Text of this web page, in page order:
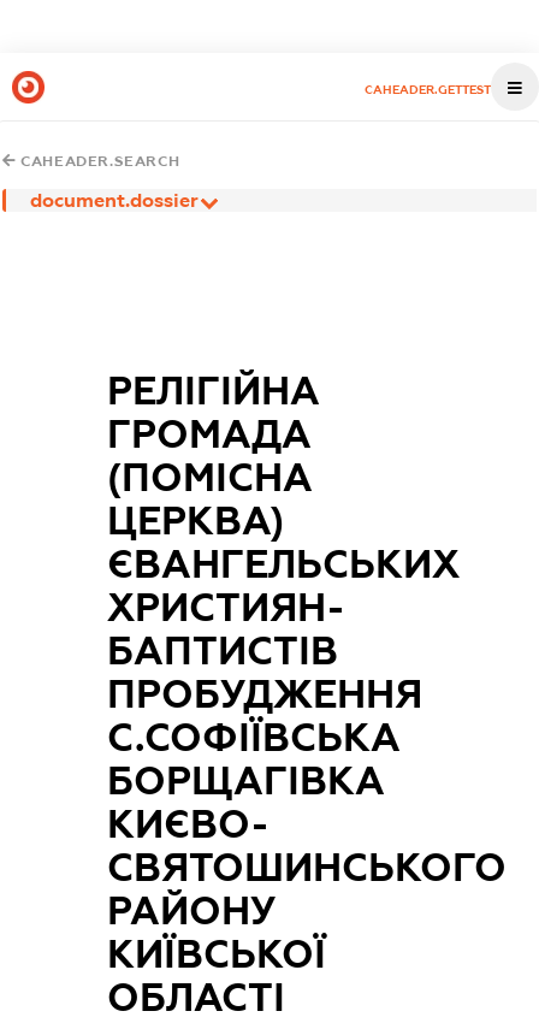
CAHEADER.GETTEST
CAHEADER.SEARCH
document.dossier
РЕЛІГІЙНА
ГРОМАДА
(ПОМІСНА
ЦЕРКВА)
ЄВАНГЕЛЬСЬКИХ
ХРИСТИЯН-
БАПТИСТІВ
ПРОБУДЖЕННЯ
С.СОФІЇВСЬКА
БОРЩАГІВКА
КИЄВО-
СВЯТОШИНСЬКОГО
РАЙОНУ
КИЇВСЬКОЇ
ОБЛАСТІ